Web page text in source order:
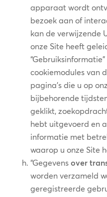
apparaat wordt
bezoek aan of
kan de verwijzende
onze Site heeft
cookiemodules van
pagina’s die u op
bijbehorende
geklikt,
hebt uitgevoerd en
informatie met
waarop u onze Site
“Gegevens over
worden verzameld
geregistreerde